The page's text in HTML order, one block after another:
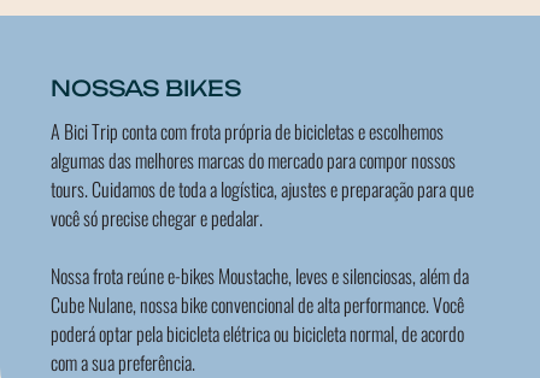
NOSSAS BIKES
A Bici Trip conta com frota própria de bicicletas e escolhemos
algumas das melhores marcas do mercado para compor nossos
tours. Cuidamos de toda a logística, ajustes e preparação para que
você só precise chegar e pedalar.
Nossa frota reúne e-bikes Moustache, leves e silenciosas, além da
Cube Nulane, nossa bike convencional de alta performance. Você
poderá optar pela bicicleta elétrica ou bicicleta normal, de acordo
com a sua preferência.